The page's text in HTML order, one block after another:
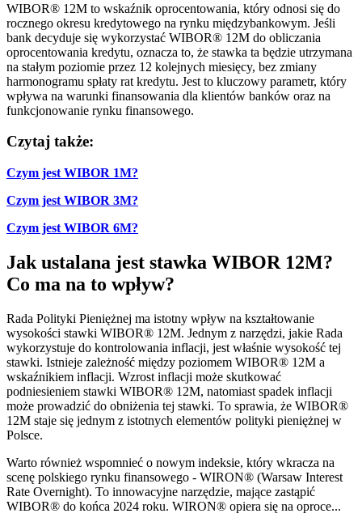
WIBOR® 12M to wskaźnik oprocentowania, który odnosi się do
rocznego okresu kredytowego na rynku międzybankowym. Jeśli
bank decyduje się wykorzystać WIBOR® 12M do obliczania
oprocentowania kredytu, oznacza to, że stawka ta będzie utrzymana
na stałym poziomie przez 12 kolejnych miesięcy, bez zmiany
harmonogramu spłaty rat kredytu. Jest to kluczowy parametr, który
wpływa na warunki finansowania dla klientów banków oraz na
funkcjonowanie rynku finansowego.
Czytaj także:
Czym jest WIBOR 1M?
Czym jest WIBOR 3M?
Czym jest WIBOR 6M?
Jak ustalana jest stawka WIBOR 12M?
Co ma na to wpływ?
Rada Polityki Pieniężnej ma istotny wpływ na kształtowanie
wysokości stawki WIBOR® 12M. Jednym z narzędzi, jakie Rada
wykorzystuje do kontrolowania inflacji, jest właśnie wysokość tej
stawki. Istnieje zależność między poziomem WIBOR® 12M a
wskaźnikiem inflacji. Wzrost inflacji może skutkować
podniesieniem stawki WIBOR® 12M, natomiast spadek inflacji
może prowadzić do obniżenia tej stawki. To sprawia, że WIBOR®
12M staje się jednym z istotnych elementów polityki pieniężnej w
Polsce.
Warto również wspomnieć o nowym indeksie, który wkracza na
scenę polskiego rynku finansowego - WIRON® (Warsaw Interest
Rate Overnight). To innowacyjne narzędzie, mające zastąpić
WIBOR® do końca 2024 roku. WIRON® opiera się na oproce...